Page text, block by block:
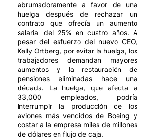
abrumadoramente a favor de una
huelga después de rechazar un
contrato que ofrecía un aumento
salarial del 25% en cuatro años. A
pesar del esfuerzo del nuevo CEO,
Kelly Ortberg, por evitar la huelga, los
trabajadores demandan mayores
aumentos y la restauración de
pensiones eliminadas hace una
década. La huelga, que afecta a
33,000 empleados, podría
interrumpir la producción de los
aviones más vendidos de Boeing y
costar a la empresa miles de millones
de dólares en flujo de caja.